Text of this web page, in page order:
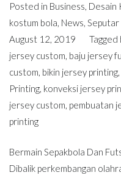
Posted in Business, Desain
kostum bola, News,
August 12, 2019
Tagged
jersey custom, baju jersey
custom, bikin jersey printing,
Printing, konveksi jersey
jersey custom, pembuatan
printing
Bermain Sepakbola Dan
Dibalik perkembangan